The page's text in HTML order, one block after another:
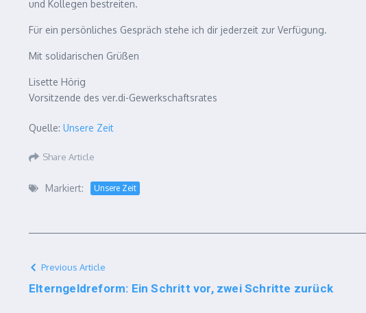
und Kollegen bestreiten.
Für ein persönliches Gespräch stehe ich dir jederzeit zur Verfügung.
Mit solidarischen Grüßen
Lisette Hörig
Vorsitzende des ver.di-Gewerkschaftsrates
Quelle: Unsere Zeit
Share Article
Markiert: Unsere Zeit
Previous Article
Elterngeldreform: Ein Schritt vor, zwei Schritte zurück